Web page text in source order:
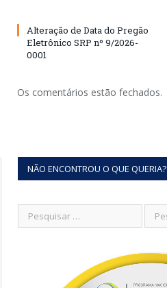
Alteração de Data do Pregão
Eletrônico SRP nº 9/2026-
0001
Os comentários estão fechados.
NÃO ENCONTROU O QUE QUERIA?